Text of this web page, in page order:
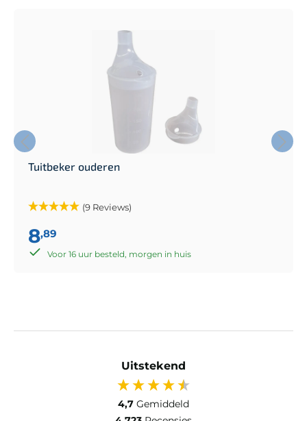
Tuitbeker ouderen
(9 Reviews)
8,89
Voor 16 uur besteld, morgen in huis
Uitstekend
4,7 Gemiddeld